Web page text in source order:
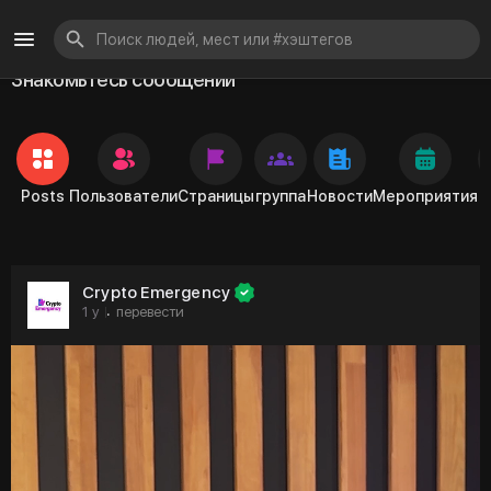
Знакомьтесь сообщений
Posts ПользователиСтраницыгруппаНовостиМероприятия
Crypto Emergency
1 y · перевести